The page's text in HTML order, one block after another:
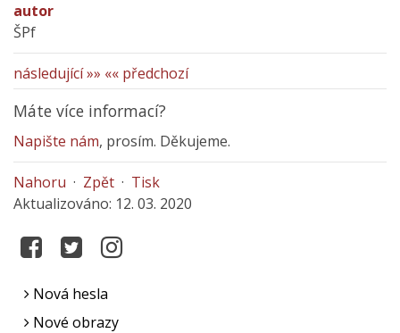
autor
ŠPf
následující »» «« předchozí
Máte více informací?
Napište nám, prosím. Děkujeme.
Nahoru · Zpět · Tisk
Aktualizováno: 12. 03. 2020
Nová hesla
Nové obrazy